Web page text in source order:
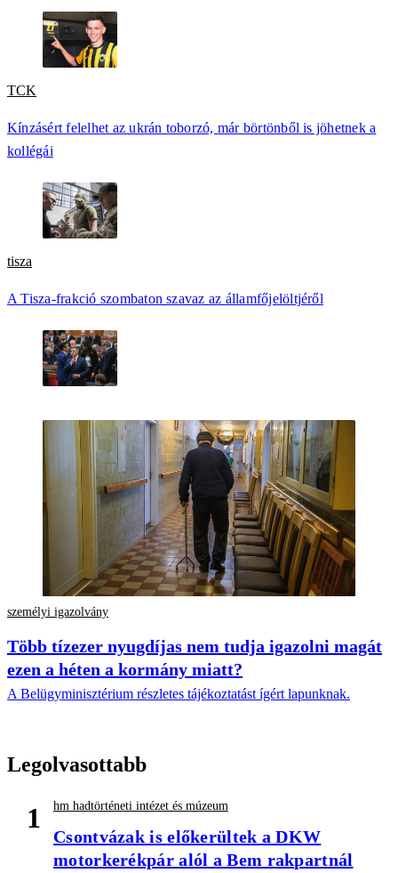
TCK
Kínzásért felelhet az ukrán toborzó, már börtönből is jöhetnek a
kollégái
tisza
A Tisza-frakció szombaton szavaz az államfőjelöltjéről
személyi igazolvány
Több tízezer nyugdíjas nem tudja igazolni magát
ezen a héten a kormány miatt?
A Belügyminisztérium részletes tájékoztatást ígért lapunknak.
Legolvasottabb
1 hm hadtörténeti intézet és múzeum
Csontvázak is előkerültek a DKW
motorkerékpár alól a Bem rakpartnál